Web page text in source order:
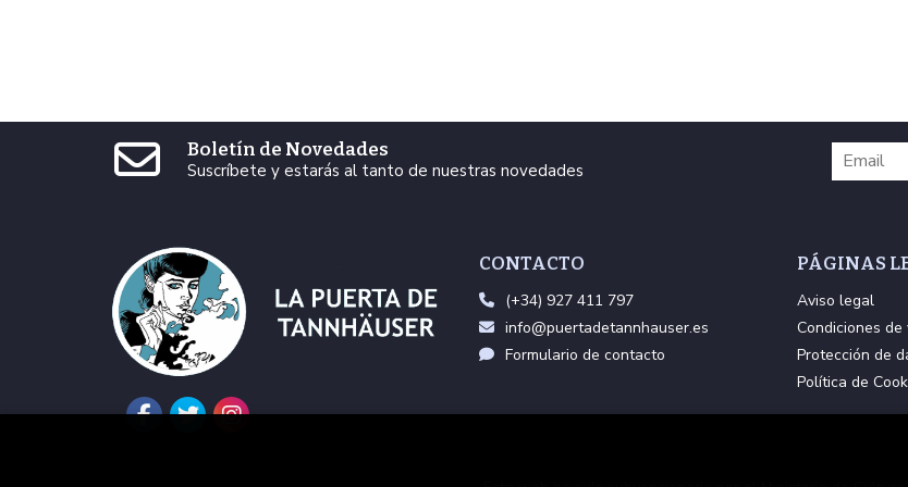
Boletín de Novedades
Suscríbete y estarás al tanto de nuestras novedades
CONTACTO
(+34) 927 411 797
info@puertadetannhauser.es
Formulario de contacto
PÁGINAS
Aviso legal
Condiciones de
Protección de
Política de